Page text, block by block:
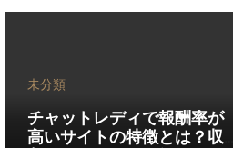
未分類
チャットレディで報酬率が
高いサイトの特徴とは？収